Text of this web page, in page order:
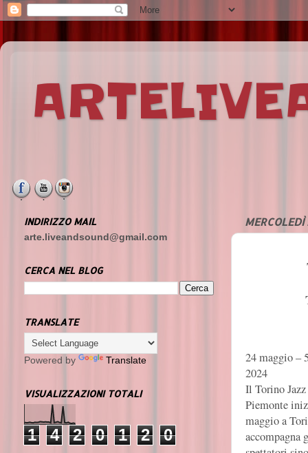
24 maggio –
2024
Il Torino
Piemonte
maggio a
accompagna
INDIRIZZO MAIL
arte.liveandsound@gmail.com
CERCA NEL BLOG
TRANSLATE
Powered by Translate
VISUALIZZAZIONI TOTALI
1 4 2 0 1 2 0